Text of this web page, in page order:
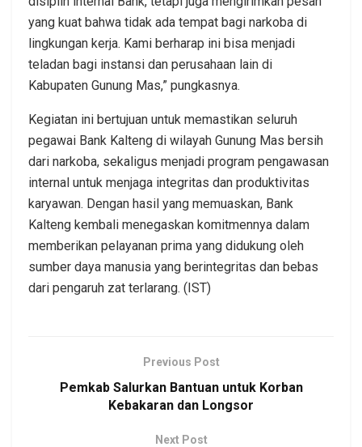
yang kuat bahwa tidak ada tempat bagi narkoba di
lingkungan kerja. Kami berharap ini bisa menjadi
teladan bagi instansi dan perusahaan lain di
Kabupaten Gunung Mas,” pungkasnya.
Kegiatan ini bertujuan untuk memastikan seluruh
pegawai Bank Kalteng di wilayah Gunung Mas bersih
dari narkoba, sekaligus menjadi program pengawasan
internal untuk menjaga integritas dan produktivitas
karyawan. Dengan hasil yang memuaskan, Bank
Kalteng kembali menegaskan komitmennya dalam
memberikan pelayanan prima yang didukung oleh
sumber daya manusia yang berintegritas dan bebas
dari pengaruh zat terlarang. (IST)
Previous Post
Pemkab Salurkan Bantuan untuk Korban
Kebakaran dan Longsor
Next Post